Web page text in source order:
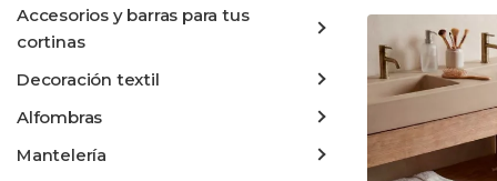
Accesorios y barras para tus
cortinas
Decoración textil
Alfombras
Mantelería